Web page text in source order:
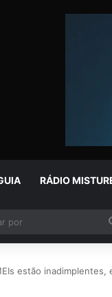
RÁDIO
estão